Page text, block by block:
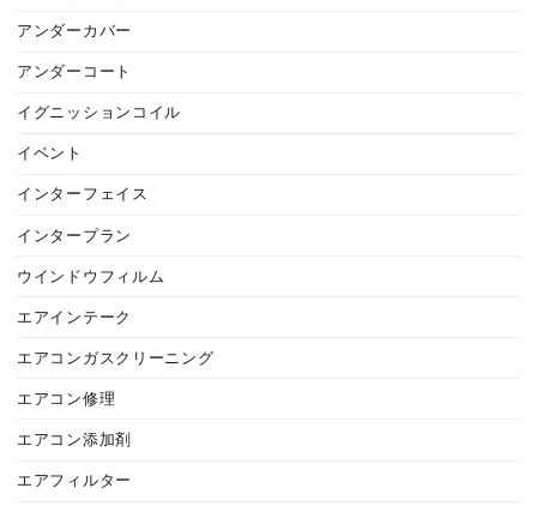
アンダーカバー
アンダーコート
イグニッションコイル
イベント
インターフェイス
インタープラン
ウインドウフィルム
エアインテーク
エアコンガスクリーニング
エアコン修理
エアコン添加剤
エアフィルター